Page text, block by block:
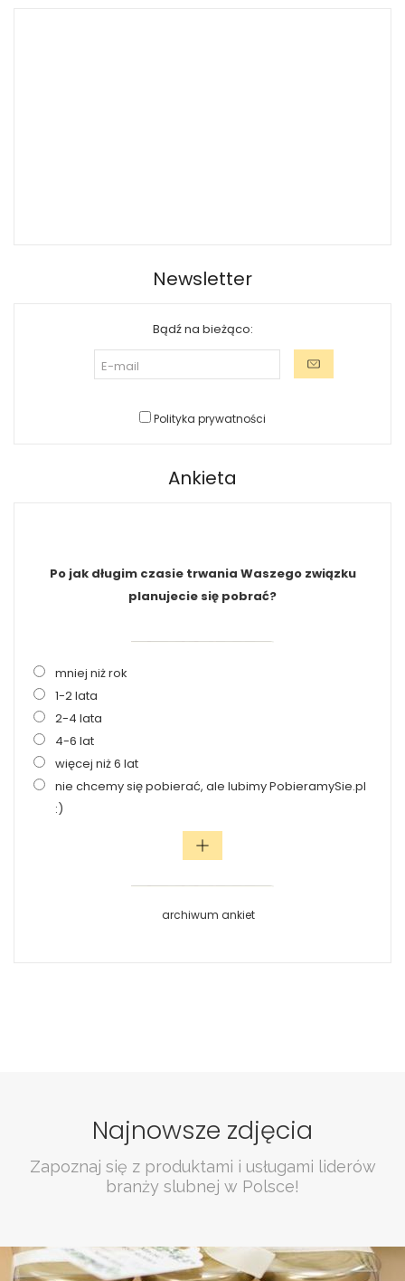
Newsletter
Bądź na bieżąco:
Polityka prywatności
Ankieta
Po jak długim czasie trwania Waszego związku
planujecie się pobrać?
mniej niż rok
1-2 lata
2-4 lata
4-6 lat
więcej niż 6 lat
nie chcemy się pobierać, ale lubimy PobieramySie.pl
:)
archiwum ankiet
Najnowsze zdjęcia
Zapoznaj się z produktami i usługami liderów
branży slubnej w Polsce!